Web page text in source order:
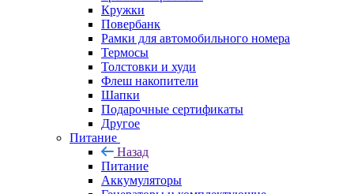
Кружки
Повербанк
Рамки для автомобильного номера
Термосы
Толстовки и худи
Флеш накопители
Шапки
Подарочные сертификаты
Другое
Питание
Назад
Питание
Аккумуляторы